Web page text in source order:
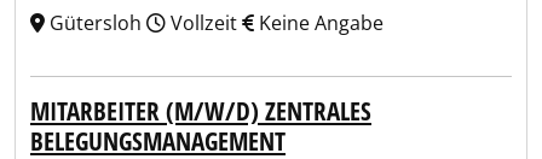
Gütersloh
Vollzeit Keine Angabe
MITARBEITER (M/W/D) ZENTRALES
BELEGUNGSMANAGEMENT